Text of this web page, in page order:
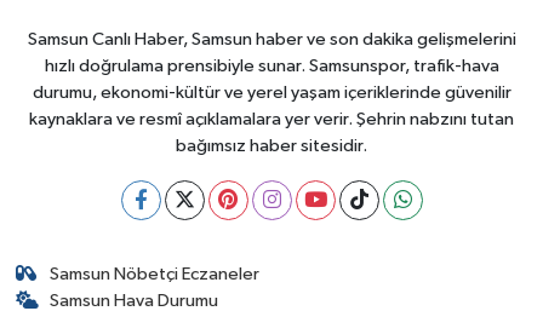
Samsun Canlı Haber, Samsun haber ve son dakika gelişmelerini
hızlı doğrulama prensibiyle sunar. Samsunspor, trafik-hava
durumu, ekonomi-kültür ve yerel yaşam içeriklerinde güvenilir
kaynaklara ve resmî açıklamalara yer verir. Şehrin nabzını tutan
bağımsız haber sitesidir.
Samsun Nöbetçi Eczaneler
Samsun Hava Durumu